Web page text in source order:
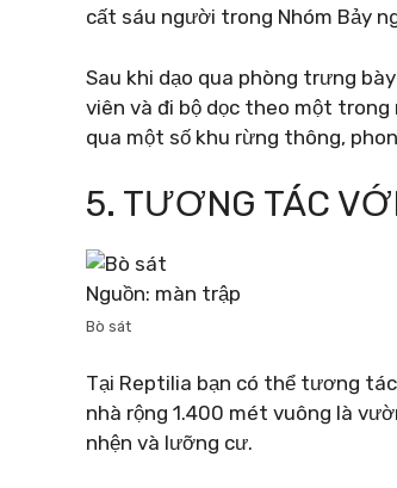
cất sáu người trong Nhóm Bảy
Sau khi dạo qua phòng trưng
viên và đi bộ dọc theo một
qua một số khu rừng thông,
5. TƯƠNG TÁC
Nguồn: màn trập
Bò sát
Tại Reptilia bạn có thể tương
nhà rộng 1.400 mét vuông là
nhện và lưỡng cư.